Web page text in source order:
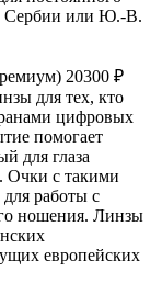
Сербии или Ю.-В.
20300 ₽
для тех, кто
цифровых
помогает
для глаза
Очки с такими
работы с
ношения. Линзы
европейских